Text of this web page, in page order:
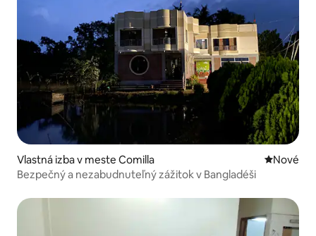
Vlastná izba v meste Comilla Nové
Nové
Bezpečný a nezabudnuteľný zážitok v Bangladéši